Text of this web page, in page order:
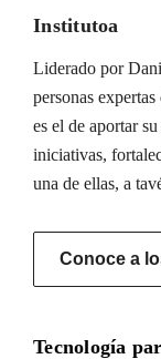
Institutoa
Liderado por
personas
es el de aportar
iniciativas,
una de ellas, a
Conoce a
Tecnología